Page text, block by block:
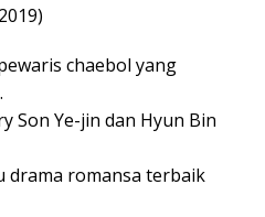
chaebol yang
Son Ye-jin dan Hyun Bin
drama romansa terbaik